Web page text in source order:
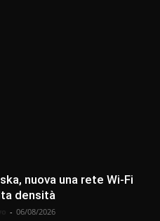
nuova una rete Wi-Fi
densità
- 06/08/2026